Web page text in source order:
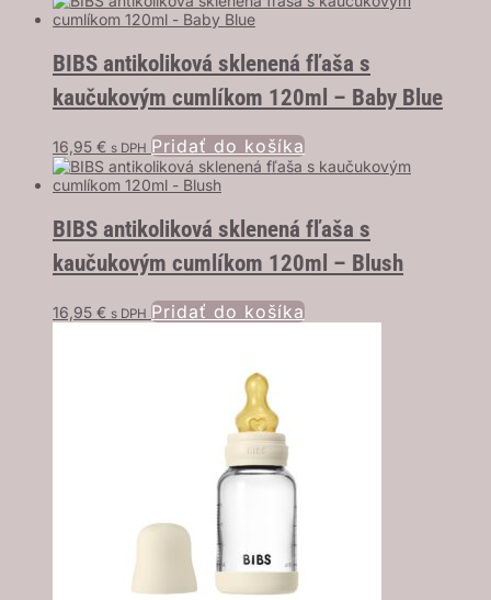
BIBS antikoliková sklenená fľaša s
kaučukovým cumlíkom 120ml – Baby Blue
16,95 € s DPH Pridať do košíka
BIBS antikoliková sklenená fľaša s
kaučukovým cumlíkom 120ml – Blush
16,95 € s DPH Pridať do košíka